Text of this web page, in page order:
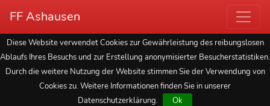
FF Ashausen
Diese Website verwendet Cookies zur Gewährleistung des reibungslosen
Ablaufs Ihres Besuchs und zur Erstellung anonymisierter Besucherstatistiken.
Durch die weitere Nutzung der Website stimmen Sie der Verwendung von
Cookies zu. Weitere Informationen finden Sie in unserer
Datenschutzerklärung.
Ok